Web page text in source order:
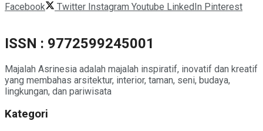
Facebook Twitter Instagram Youtube LinkedIn Pinterest
ISSN : 9772599245001
Majalah Asrinesia adalah majalah inspiratif, inovatif dan kreatif
yang membahas arsitektur, interior, taman, seni, budaya,
lingkungan, dan pariwisata
Kategori